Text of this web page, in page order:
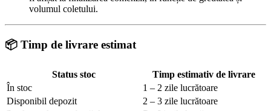
volumul coletului.
📦 Timp de livrare estimat
Status stoc
Timp estimativ de livrare
În stoc
1 – 2 zile lucrătoare
Disponibil depozit
2 – 3 zile lucrătoare